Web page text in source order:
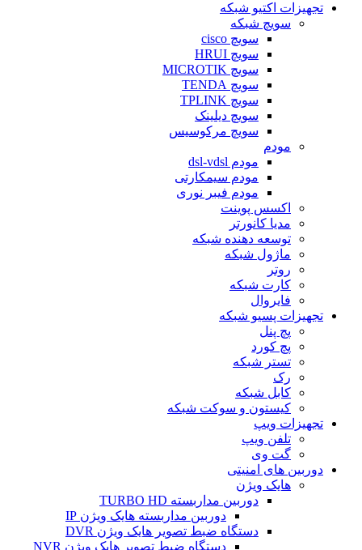
تجهیزات اکتیو شبکه
سویچ شبکه
سویچ cisco
سویچ HRUI
سویچ MICROTIK
سویچ TENDA
سویچ TPLINK
سویچ دیلینک
سویچ مرکوسیس
مودم
مودم dsl-vdsl
مودم سیمکارتی
مودم فیبر نوری
اکسس پوینت
مدیا کانورتر
توسعه دهنده شبکه
ماژول شبکه
روتر
کارت شبکه
فایروال
تجهیزات پسیو شبکه
پچ پنل
پچ کورد
تستر شبکه
رک
کابل شبکه
کیستون و سوکت شبکه
تجهیزات ویپ
تلفن ویپ
گت وی
دوربین های امنیتی
هایک ویژن
دوربین مداربسته TURBO HD
دوربین مداربسته هایک ویژن IP
دستگاه ضبط تصویر هایک ویژن DVR
دستگاه ضبط تصویر هایک ویژن NVR